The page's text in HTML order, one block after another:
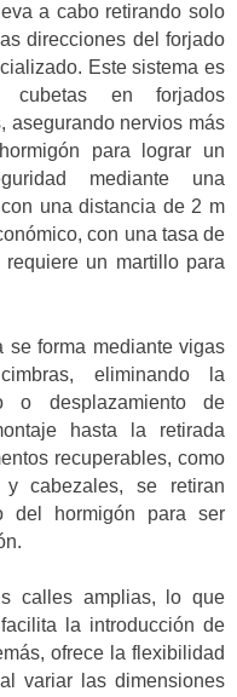
a cabo retirando solo
direcciones del forjado
Este sistema es
en forjados
asegurando nervios más
para lograr un
mediante una
una distancia de 2 m
con una tasa de
un martillo para
se forma mediante vigas
eliminando la
o desplazamiento de
hasta la retirada
recuperables, como
y cabezales, se retiran
del hormigón para ser
calles amplias, lo que
la introducción de
ofrece la flexibilidad
variar las dimensiones